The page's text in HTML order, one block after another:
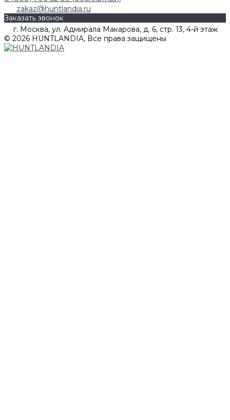
zakaz@huntlandia.ru
Заказать звонок
г. Москва, ул. Адмирала Макарова, д. 6, стр. 13, 4-й этаж
© 2026 HUNTLANDIA, Все права защищены